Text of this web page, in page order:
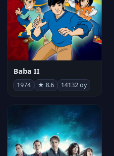
Baba II
1974 ★ 8.6 14132 oy